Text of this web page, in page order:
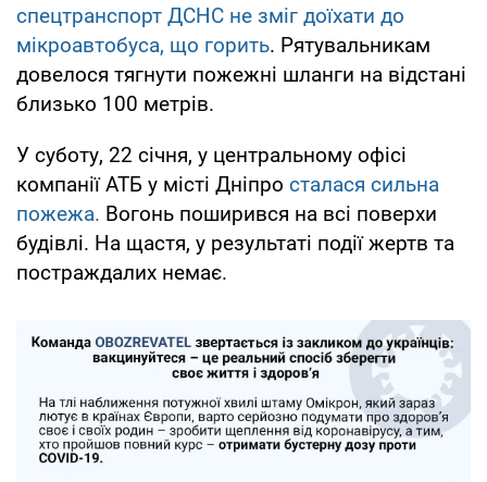
спецтранспорт ДСНС не зміг доїхати до
мікроавтобуса, що горить. Рятувальникам
довелося тягнути пожежні шланги на відстані
близько 100 метрів.
У суботу, 22 січня, у центральному офісі
компанії АТБ у місті Дніпро сталася сильна
пожежа. Вогонь поширився на всі поверхи
будівлі. На щастя, у результаті події жертв та
постраждалих немає.